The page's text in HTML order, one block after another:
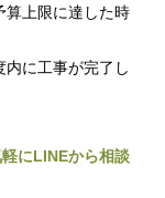
算上限に達した時
に工事が完了し
にLINEから相談